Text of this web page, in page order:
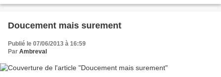
Doucement mais surement
Publié le 07/06/2013 à 16:59
Par Ambreval